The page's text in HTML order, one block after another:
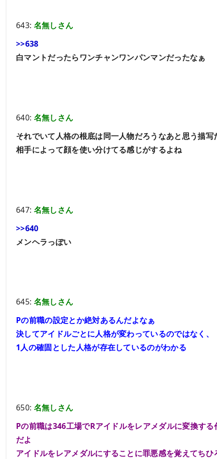
643: 名無しさん
>>638
白マントだったらワンチャンワンパンマンだったなぁ
640: 名無しさん
それでいて人格の根底は同一人物だろうなあと思う描写
相手によって顔を使い分けてる感じがするよね
647: 名無しさん
>>640
メンヘラっぽい
645: 名無しさん
Pの前職の設定とか絶対あるんだよなぁ
決してアイドルごとに人格が変わっているのではなく、
1人の確固とした人格が存在しているのがわかる
650: 名無しさん
Pの前職は346工場でRアイドルをレアメダルに変換する
だよ
アイドルをレアメダルにすることに罪悪感を覚えてちひ